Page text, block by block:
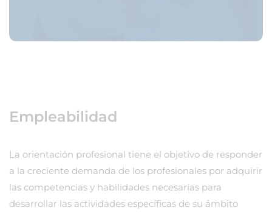
Empleabilidad
La orientación profesional tiene el objetivo de responder
a la creciente demanda de los profesionales por adquirir
las competencias y habilidades necesarias para
desarrollar las actividades específicas de su ámbito